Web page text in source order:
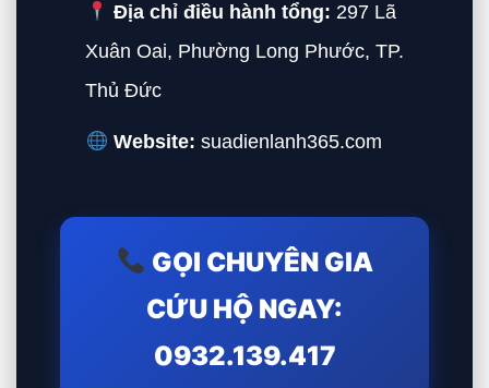
Địa chỉ điều hành tổng: 297 Lã
Xuân Oai, Phường Long Phước, TP.
Thủ Đức
Website: suadienlanh365.com
GỌI CHUYÊN GIA
CỨU HỘ NGAY:
0932.139.417